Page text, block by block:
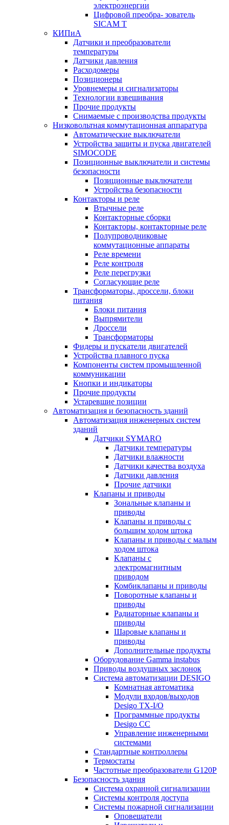
электроэнергии
Цифровой преобра- зователь
SICAM T
КИПиА
Датчики и преобразователи
температуры
Датчики давления
Расходомеры
Позиционеры
Уровнемеры и сигнализаторы
Технологии взвешивания
Прочие продукты
Снимаемые с производства продукты
Низковольтная коммутационная аппаратура
Автоматические выключатели
Устройства защиты и пуска двигателей
SIMOCODE
Позиционные выключатели и системы
безопасности
Позиционные выключатели
Устройства безопасности
Контакторы и реле
Втычные реле
Контакторные сборки
Контакторы, контакторные реле
Полупроводниковые
коммутационные аппараты
Реле времени
Реле контроля
Реле перегрузки
Согласующие реле
Трансформаторы, дроссели, блоки
питания
Блоки питания
Выпрямители
Дроссели
Трансформаторы
Фидеры и пускатели двигателей
Устройства плавного пуска
Компоненты систем промышленной
коммуникации
Кнопки и индикаторы
Прочие продукты
Устаревшие позиции
Автоматизация и безопасность зданий
Автоматизация инженерных систем
зданий
Датчики SYMARO
Датчики температуры
Датчики влажности
Датчики качества воздуха
Датчики давления
Прочие датчики
Клапаны и приводы
Зональные клапаны и
приводы
Клапаны и приводы с
большим ходом штока
Клапаны и приводы с малым
ходом штока
Клапаны с
электромагнитным
приводом
Комбиклапаны и приводы
Поворотные клапаны и
приводы
Радиаторные клапаны и
приводы
Шаровые клапаны и
приводы
Дополнительные продукты
Оборудование Gamma instabus
Приводы воздушных заслонок
Система автоматизации DESIGO
Комнатная автоматика
Модули входов/выходов
Desigo TX-I/O
Программные продукты
Desigo CC
Управление инженерными
системами
Стандартные контроллеры
Термостаты
Частотные преобразователи G120P
Безопасность здания
Система охранной сигнализации
Системы контроля доступа
Системы пожарной сигнализации
Оповещатели